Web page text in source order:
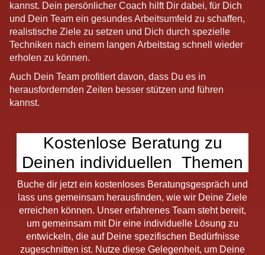
kannst. Dein persönlicher Coach hilft Dir dabei, für Dich
und Dein Team ein gesundes Arbeitsumfeld zu schaffen,
realistische Ziele zu setzen und Dich durch spezielle
Techniken nach einem langen Arbeitstag schnell wieder
erholen zu können.
Auch Dein Team profitiert davon, dass Du es in
herausfordernden Zeiten besser stützen und führen
kannst.
Kostenlose Beratung zu
Deinen individuellen Themen
Buche dir jetzt ein kostenloses Beratungsgespräch und
lass uns gemeinsam herausfinden, wie wir Deine Ziele
erreichen können. Unser erfahrenes Team steht bereit,
um gemeinsam mit Dir eine individuelle Lösung zu
entwickeln, die auf Deine spezifischen Bedürfnisse
zugeschnitten ist. Nutze diese Gelegenheit, um Deine